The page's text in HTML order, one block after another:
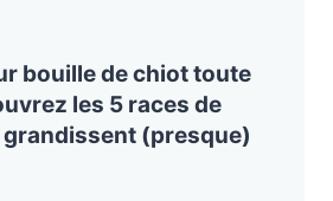
bouille de chiot toute
les 5 races de
(presque)